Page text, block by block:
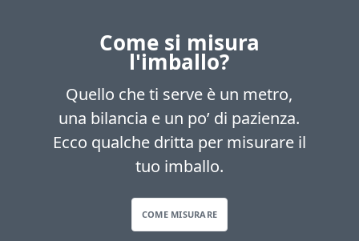
Come si misura
l'imballo?
Quello che ti serve è un metro,
una bilancia e un po’ di pazienza.
Ecco qualche dritta per misurare il
tuo imballo.
COME MISURARE